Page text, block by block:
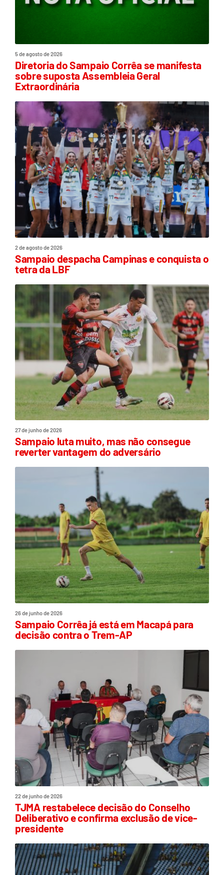
5 de agosto de 2026
Diretoria do Sampaio Corrêa se manifesta
sobre suposta Assembleia Geral
Extraordinária
2 de agosto de 2026
Sampaio despacha Campinas e conquista o
tetra da LBF
27 de junho de 2026
Sampaio luta muito, mas não consegue
reverter vantagem do adversário
26 de junho de 2026
Sampaio Corrêa já está em Macapá para
decisão contra o Trem-AP
22 de junho de 2026
TJMA restabelece decisão do Conselho
Deliberativo e confirma exclusão de vice-
presidente